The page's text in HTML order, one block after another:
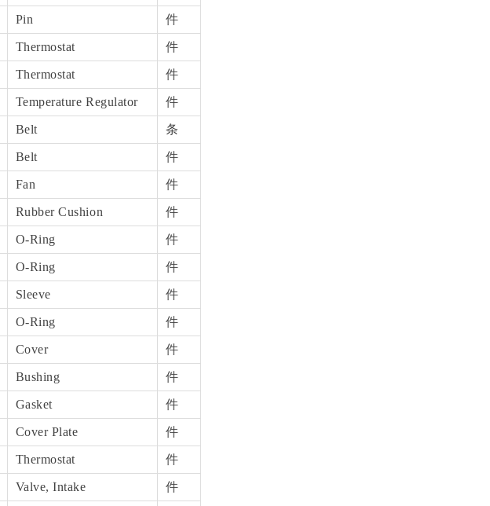
Pin 件
Thermostat 件
Thermostat 件
Temperature Regulator 件
Belt 条
Belt 件
Fan 件
Rubber Cushion 件
O-Ring 件
O-Ring 件
Sleeve 件
O-Ring 件
Cover 件
Bushing 件
Gasket 件
Cover Plate 件
Thermostat 件
Valve, Intake 件